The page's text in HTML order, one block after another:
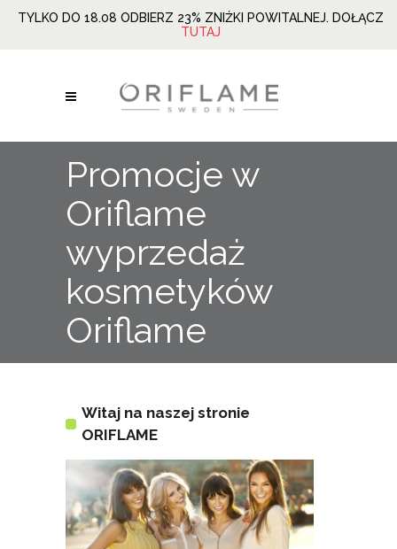
TYLKO DO 18.08 ODBIERZ 23% ZNIŻKI POWITALNEJ. DOŁĄCZ
TUTAJ
Promocje w
Oriflame
wyprzedaż
kosmetyków
Oriflame
Witaj na naszej stronie
ORIFLAME